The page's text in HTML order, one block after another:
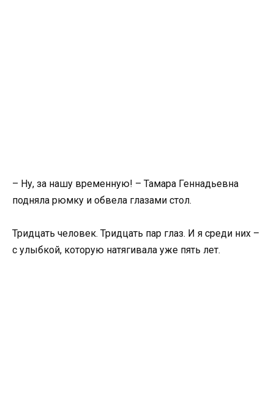
– Ну, за нашу временную! – Тамара Геннадьевна
подняла рюмку и обвела глазами стол.
Тридцать человек. Тридцать пар глаз. И я среди них –
с улыбкой, которую натягивала уже пять лет.